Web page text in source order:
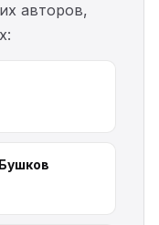
авторов,